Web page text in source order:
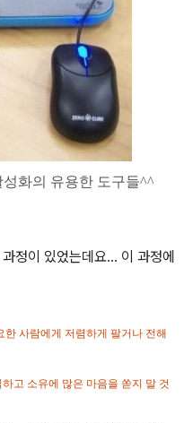
화의 유용한 도구들^^
정이 있었는데요... 이 과정에
사람에게 저렴하게 팔거나 전해
고 소유에 많은 마음을 쏟지 말 것